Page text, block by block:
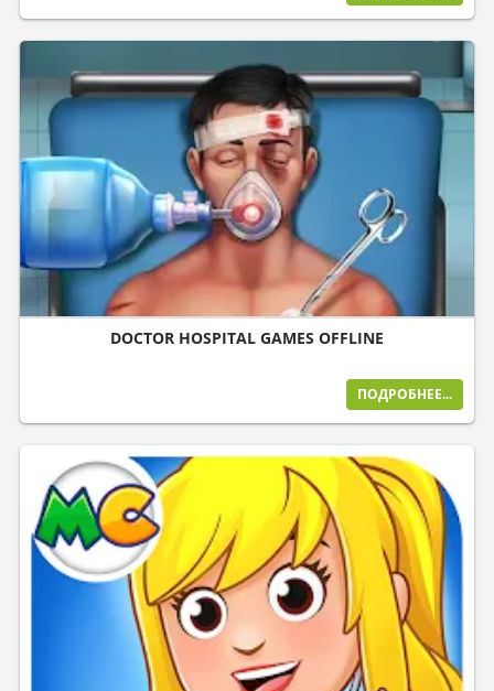
DOCTOR HOSPITAL GAMES OFFLINE
ПОДРОБНЕЕ...